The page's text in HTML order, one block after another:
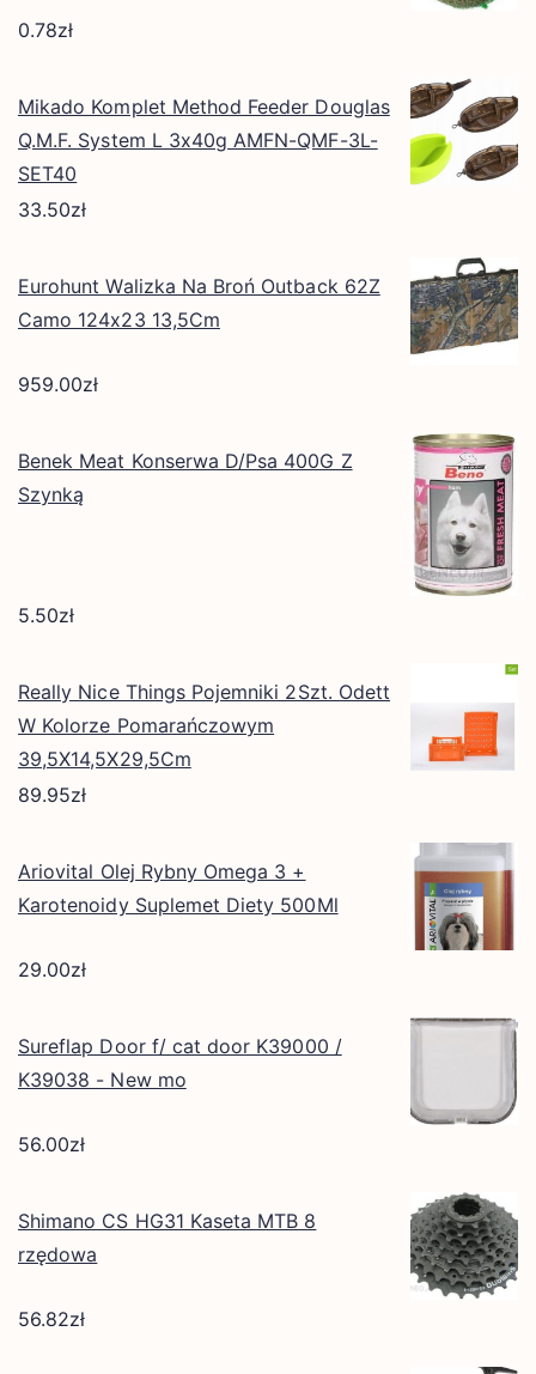
0.78zł
Mikado Komplet Method Feeder Douglas
Q.M.F. System L 3x40g AMFN-QMF-3L-
SET40
33.50zł
Eurohunt Walizka Na Broń Outback 62Z
Camo 124x23 13,5Cm
959.00zł
Benek Meat Konserwa D/Psa 400G Z
Szynką
5.50zł
Really Nice Things Pojemniki 2Szt. Odett
W Kolorze Pomarańczowym
39,5X14,5X29,5Cm
89.95zł
Ariovital Olej Rybny Omega 3 +
Karotenoidy Suplemet Diety 500Ml
29.00zł
Sureflap Door f/ cat door K39000 /
K39038 - New mo
56.00zł
Shimano CS HG31 Kaseta MTB 8
rzędowa
56.82zł